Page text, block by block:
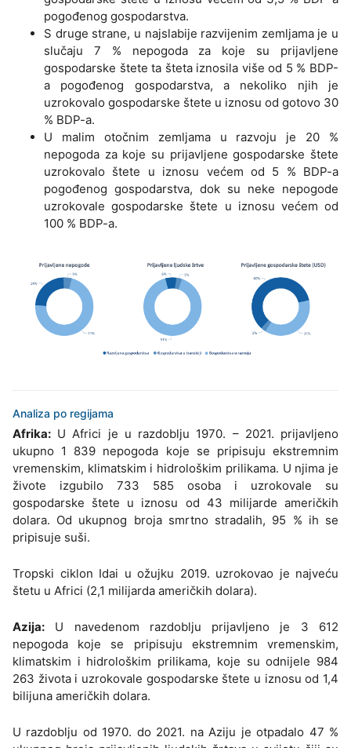
pogođenog gospodarstva.
S druge strane, u najslabije razvijenim zemljama je u
slučaju 7 % nepogoda za koje su prijavljene
gospodarske štete ta šteta iznosila više od 5 % BDP-
a pogođenog gospodarstva, a nekoliko njih je
uzrokovalo gospodarske štete u iznosu od gotovo 30
% BDP-a.
U malim otočnim zemljama u razvoju je 20 %
nepogoda za koje su prijavljene gospodarske štete
uzrokovalo štete u iznosu većem od 5 % BDP-a
pogođenog gospodarstva, dok su neke nepogode
uzrokovale gospodarske štete u iznosu većem od
100 % BDP-a.
Analiza po regijama
Afrika: U Africi je u razdoblju 1970. – 2021. prijavljeno
ukupno 1 839 nepogoda koje se pripisuju ekstremnim
vremenskim, klimatskim i hidrološkim prilikama. U njima je
živote izgubilo 733 585 osoba i uzrokovale su
gospodarske štete u iznosu od 43 milijarde američkih
dolara. Od ukupnog broja smrtno stradalih, 95 % ih se
pripisuje suši.
Tropski ciklon Idai u ožujku 2019. uzrokovao je najveću
štetu u Africi (2,1 milijarda američkih dolara).
Azija: U navedenom razdoblju prijavljeno je 3 612
nepogoda koje se pripisuju ekstremnim vremenskim,
klimatskim i hidrološkim prilikama, koje su odnijele 984
263 života i uzrokovale gospodarske štete u iznosu od 1,4
bilijuna američkih dolara.
U razdoblju od 1970. do 2021. na Aziju je otpadalo 47 %